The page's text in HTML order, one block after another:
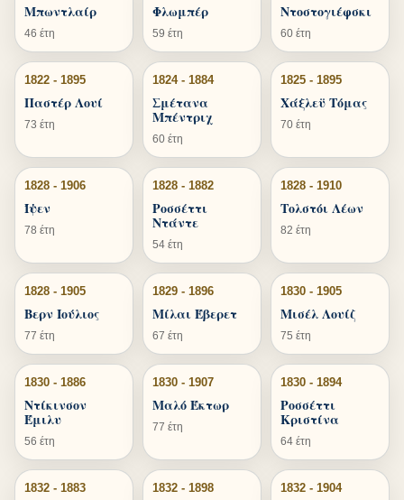
Μπωντλαίρ
46 έτη
Φλωμπέρ
59 έτη
Ντοστογιέφσκι
60 έτη
1822 - 1895
Παστέρ Λουί
73 έτη
1824 - 1884
Σμέτανα
Μπέντριχ
60 έτη
1825 - 1895
Χάξλεϋ Τόμας
70 έτη
1828 - 1906
Ίψεν
78 έτη
1828 - 1882
Ροσσέττι
Ντάντε
54 έτη
1828 - 1910
Τολστόι Λέων
82 έτη
1828 - 1905
Βερν Ιούλιος
77 έτη
1829 - 1896
Μίλαι Έβερετ
67 έτη
1830 - 1905
Μισέλ Λουίζ
75 έτη
1830 - 1886
Ντίκινσον
Έμιλυ
56 έτη
1830 - 1907
Μαλό Έκτωρ
77 έτη
1830 - 1894
Ροσσέττι
Κριστίνα
64 έτη
1832 - 1883 1832 - 1898 1832 - 1904